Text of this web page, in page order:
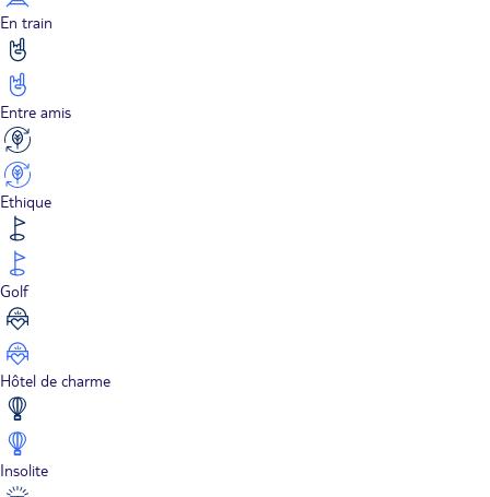
En train
Entre amis
Ethique
Golf
Hôtel de charme
Insolite